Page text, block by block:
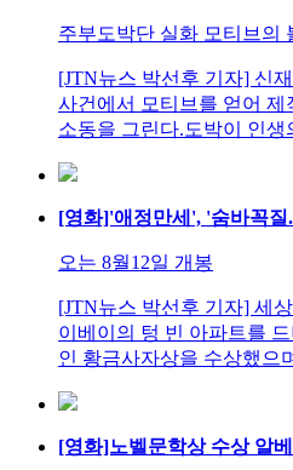
주부도박단 실화 모티브의
[JTN뉴스 박선후 기자] 신
사건에서 모티브를 얻어
소동을 그린다.도박이 인생
[영화]'애정만세', '숨바꼭질
오는 8월12일 개봉
[JTN뉴스 박선후 기자] 세
이베이의 텅 빈 아파트를
인 황금사자상을 수상했으
[영화]노벨문학상 수상 알베